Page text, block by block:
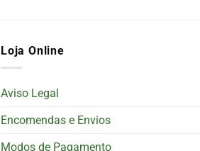
Loja Online
Aviso Legal
Encomendas e Envios
Modos de Pagamento